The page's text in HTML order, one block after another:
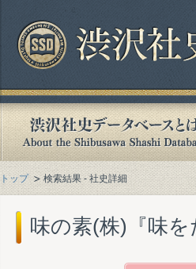
トップ 検索結果 - 社史詳細
味の素(株)『味